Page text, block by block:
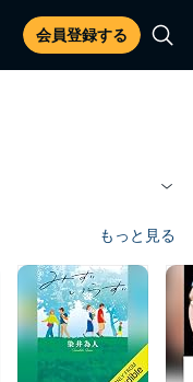
会員登録する
もっと見る